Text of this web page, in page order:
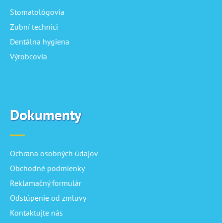
Stomatológovia
Zubní technici
Dentálna hygiena
Výrobcovia
Dokumenty
Ochrana osobných údajov
Obchodné podmienky
Reklamačný formulár
Odstúpenie od zmluvy
Kontaktujte nás